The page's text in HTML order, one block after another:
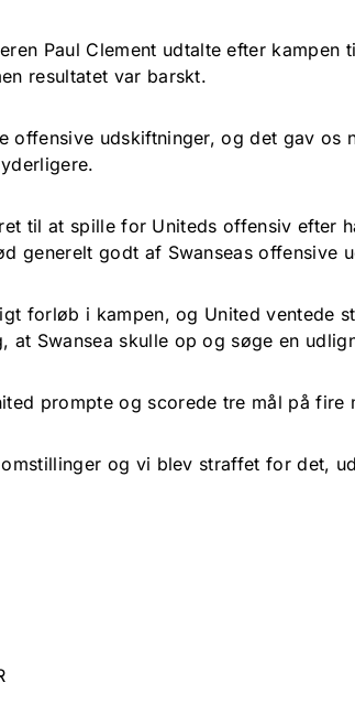
Paul Clement udtalte efter kampen
resultatet var barskt.
offensive udskiftninger, og det gav os
til at spille for Uniteds offensiv efter
generelt godt af Swanseas offensive
forløb i kampen, og United ventede
at Swansea skulle op og søge en
prompte og scorede tre mål på fire
og vi blev straffet for det,